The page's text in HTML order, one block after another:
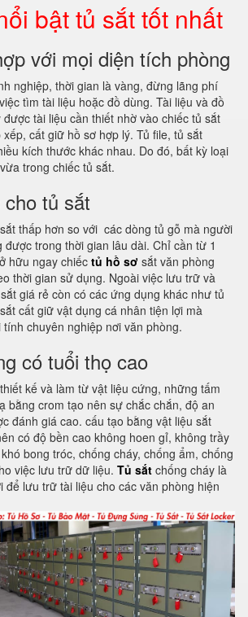
bật tủ sắt tốt nhất
với mọi diện tích phòng
nghiệp, thời gian là vàng, đừng lãng phí
tìm tài liệu hoặc đồ dùng. Tài liệu và đồ
tài liệu cần thiết nhờ vào chiếc tủ sắt
cất giữ hồ sơ hợp lý. Tủ file, tủ sắt
kích thước khác nhau. Do đó, bất kỳ loại
trong chiếc tủ sắt.
tủ sắt
thấp hơn so với các dòng tủ gỗ mà người
trong thời gian lâu dài. Chỉ cần từ 1
hữu ngay chiếc tủ hồ sơ sắt văn phòng
thời gian sử dụng. Ngoài việc lưu trữ và
giá rẻ còn có các ứng dụng khác như tủ
cất giữ vật dụng cá nhân tiện lợi mà
chuyên nghiệp nơi văn phòng.
có tuổi thọ cao
kế và làm từ vật liệu cứng, những tấm
bằng crom tạo nên sự chắc chắn, độ an
đánh giá cao. cấu tạo bằng vật liệu sắt
có độ bền cao không hoen gỉ, không trầy
bong tróc, chống cháy, chống ẩm, chống
việc lưu trữ dữ liệu. Tủ sắt chống cháy là
để lưu trữ tài liệu cho các văn phòng hiện